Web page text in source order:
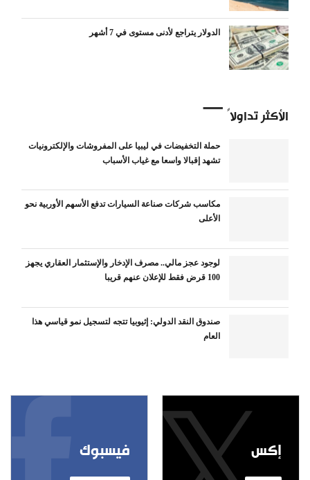
الدولار يتراجع لأدنى مستوى في 7 أشهر
الأكثر تداولاً
حملة التخفيضات في ليبيا على المفروشات والإلكترونيات
تشهد إقبالا واسعا مع غياب الأسباب
مكاسب شركات صناعة السيارات تدفع الأسهم الأوربية نحو
الأعلى
لوجود عجز مالي.. مصرف الإدخار والإستثمار العقاري يجهز
100 قرض فقط للإعلان عنهم قريبا
صندوق النقد الدولي: إثيوبيا تتجه لتسجيل نمو قياسي هذا
العام
فيسبوك إكس